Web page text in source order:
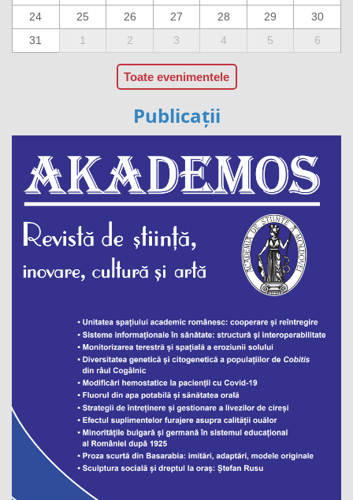
24
25 26 27 28 29
30
31
1 2 3 4 5 6
Toate evenimentele
Publicații